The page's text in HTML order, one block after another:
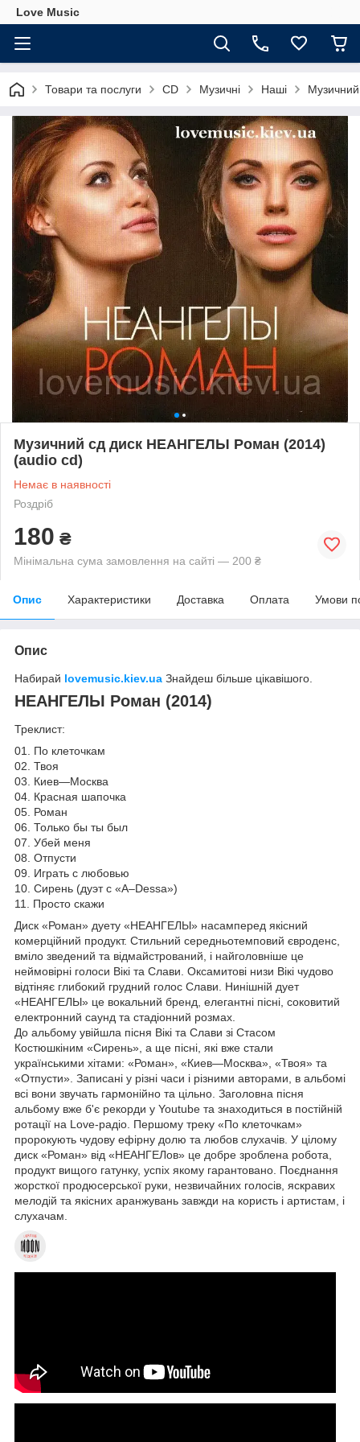
Love Music
Товари та послуги CD Музичні Наші
Музичний сд диск НЕАНГЕЛЫ Роман (2014)
(audio cd)
Немає в наявності
Роздріб
180 ₴
Мінімальна сума замовлення на сайті — 200 ₴
Опис Характеристики Доставка Оплата Умови
Опис
Набирай lovemusic.kiev.ua Знайдеш більше цікавішого.
НЕАНГЕЛЫ Роман (2014)
Треклист:
01. По клеточкам
02. Твоя
03. Киев—Москва
04. Красная шапочка
05. Роман
06. Только бы ты был
07. Убей меня
08. Отпусти
09. Играть с любовью
10. Сирень (дуэт с «A–Dessa»)
11. Просто скажи
Диск «Роман» дуету «НЕАНГЕЛЫ» насамперед якісний
комерційний продукт. Стильний середньотемповий євроденс,
вміло зведений та відмайстрований, і найголовніше це
неймовірні голоси Вікі та Слави. Оксамитові низи Вікі чудово
відтіняє глибокий грудний голос Слави. Нинішній дует
«НЕАНГЕЛЫ» це вокальний бренд, елегантні пісні, соковитий
електронний саунд та стадіонний розмах.
До альбому увійшла пісня Вікі та Слави зі Стасом
Костюшкіним «Сирень», а ще пісні, які вже стали
українськими хітами: «Роман», «Киев—Москва», «Твоя» та
«Отпусти». Записані у різні часи і різними авторами, в альбомі
всі вони звучать гармонійно та цільно. Заголовна пісня
альбому вже б'є рекорди у Youtube та знаходиться в постійній
ротації на Love-радіо. Першому треку «По клеточкам»
пророкують чудову ефірну долю та любов слухачів. У цілому
диск «Роман» від «НЕАНГЕЛов» це добре зроблена робота,
продукт вищого гатунку, успіх якому гарантовано. Поєднання
жорсткої продюсерської руки, незвичайних голосів, яскравих
мелодій та якісних аранжувань завжди на користь і артистам, і
слухачам.